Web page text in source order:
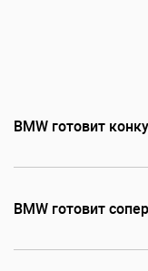
BMW готовит
BMW готовит